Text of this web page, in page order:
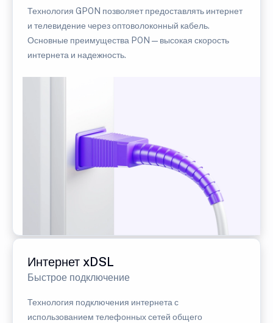
Технология GPON позволяет предоставлять интернет
и телевидение через оптоволоконный кабель.
Основные преимущества PON — высокая скорость
интернета и надежность.
Интернет xDSL
Быстрое подключение
Технология подключения интернета с
использованием телефонных сетей общего